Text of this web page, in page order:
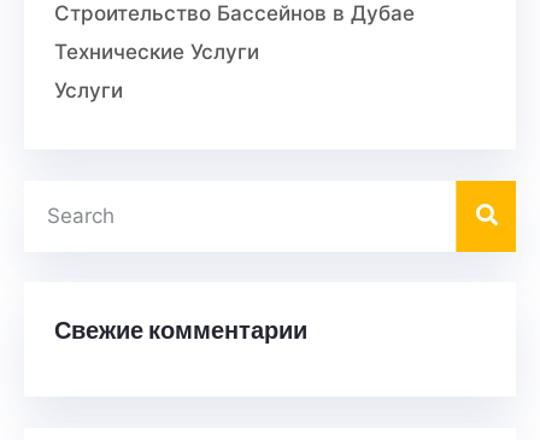
Строительство Бассейнов в Дубае
Технические Услуги
Услуги
Свежие комментарии